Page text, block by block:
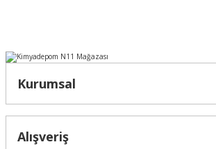
Kurumsal
Alışveriş